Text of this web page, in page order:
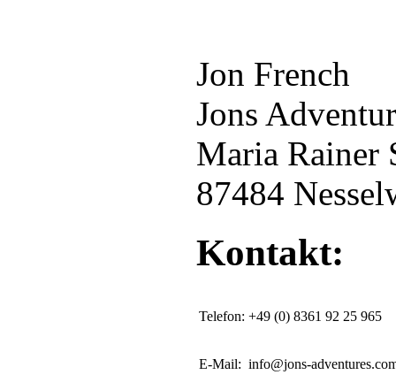
Jon French
Jons
Maria Rainer
87484
Kontakt:
Telefon: +49 (0) 8361 92 25 965
E-Mail: info@jons-